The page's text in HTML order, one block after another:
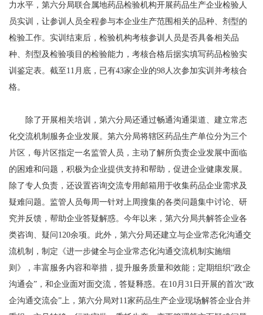
力水平，第六分局联合属地药品检验机构开展药品生产企业检验人
员实训，让参训人员全程参与本企业生产范围相关的品种、剂型的
检验工作。实训结束后，检验机构考核参训人员是否具备相关品
种、剂型及检验项目的检验能力，考核合格后据实填写药品检验实
训鉴定表。截至11月底，已有43家企业的98人次参加实训并考核合
格。
除了开展相关培训，第六分局还通过畅通沟通渠道、建立常态
化交流机制服务企业发展。第六分局将辖区药品生产单位分为三个
片区，每片区指定一名监管人员，主动了解所负责企业发展中面临
的困难和问题，积极为企业提供支持和帮助，促进企业健康发展。
除了专人负责，还设置咨询交流专用邮箱用于收集药品企业需求及
疑难问题。监管人员每周一针对上周搜集的各类问题集中讨论、研
究并反馈，帮助企业答疑解惑。今年以来，第六分局共解答企业各
类咨询、疑问120余项。此外，第六分局还建立与企业常态化沟通交
流机制，制定《进一步健全与企业常态化沟通交流机制实施细
则》，丰富服务内容和举措，提升服务质量和效能；定期组织“政企
沟通会”，和企业面对面交流，答疑释惑。在10月31日开展的首次“政
企沟通交流会”上，第六分局对11家药品生产企业现场解答企业合并